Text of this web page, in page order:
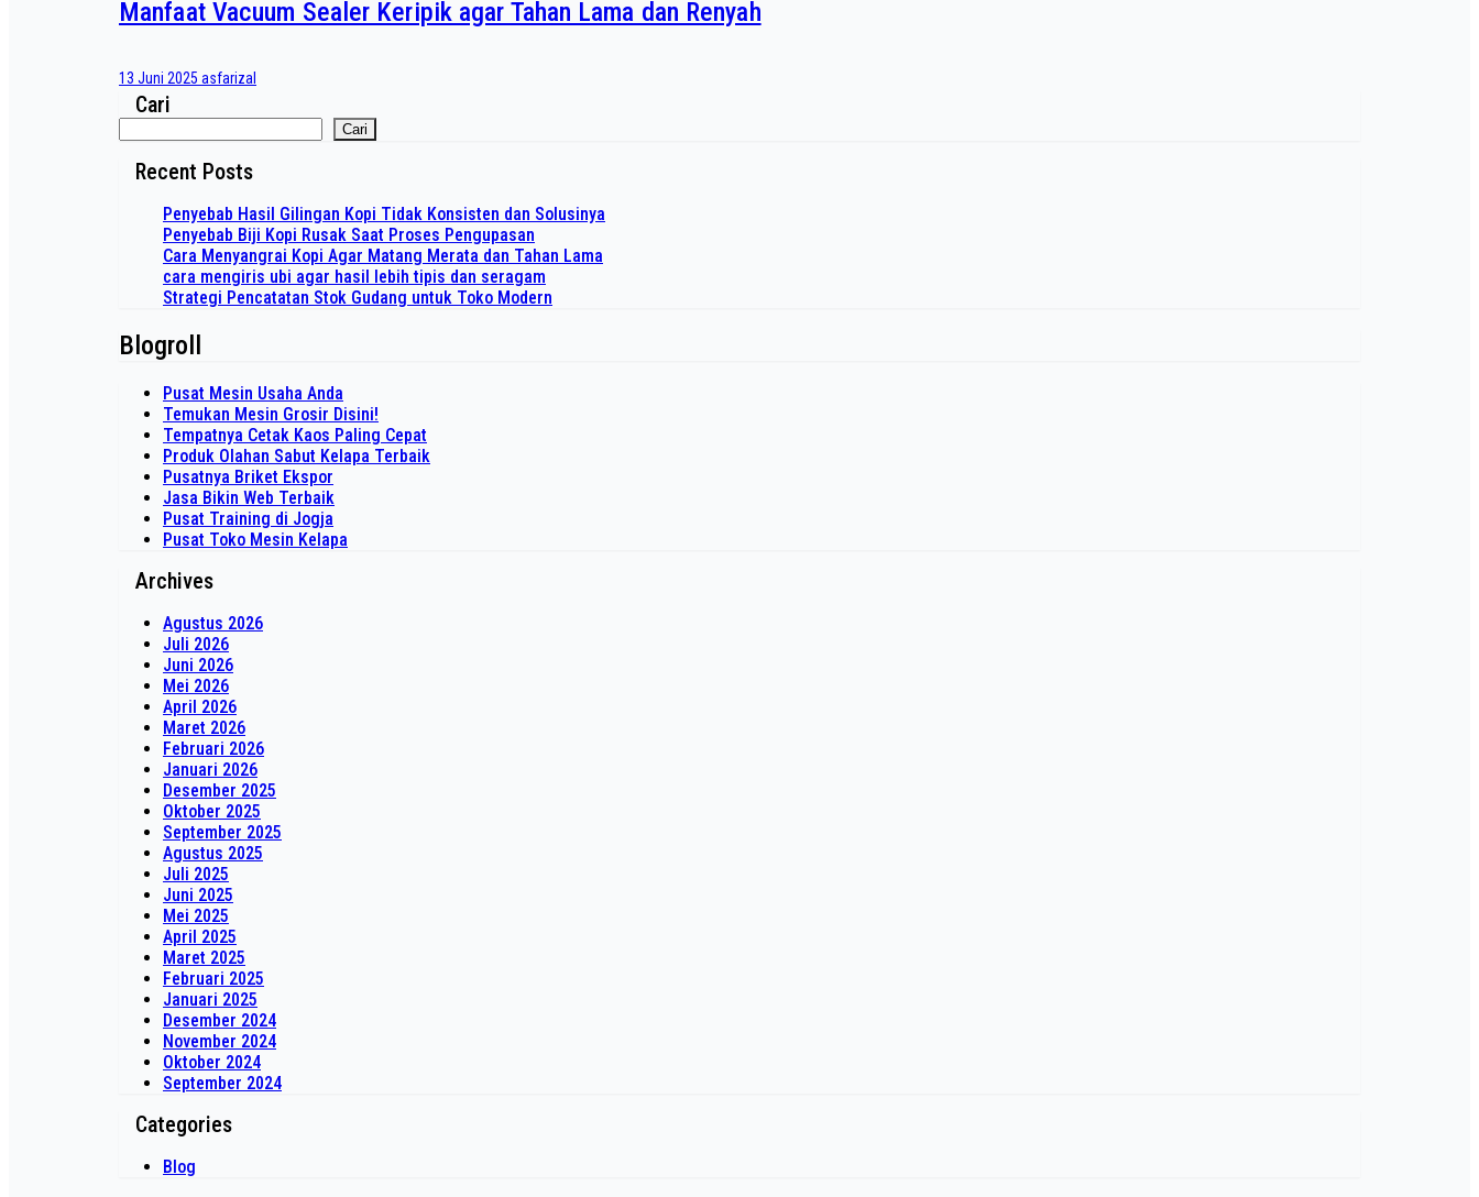
Manfaat Vacuum Sealer Keripik agar Tahan Lama dan Renyah
13 Juni 2025 asfarizal
Cari
Cari
Recent Posts
Penyebab Hasil Gilingan Kopi Tidak Konsisten dan Solusinya
Penyebab Biji Kopi Rusak Saat Proses Pengupasan
Cara Menyangrai Kopi Agar Matang Merata dan Tahan Lama
cara mengiris ubi agar hasil lebih tipis dan seragam
Strategi Pencatatan Stok Gudang untuk Toko Modern
Blogroll
Pusat Mesin Usaha Anda
Temukan Mesin Grosir Disini!
Tempatnya Cetak Kaos Paling Cepat
Produk Olahan Sabut Kelapa Terbaik
Pusatnya Briket Ekspor
Jasa Bikin Web Terbaik
Pusat Training di Jogja
Pusat Toko Mesin Kelapa
Archives
Agustus 2026
Juli 2026
Juni 2026
Mei 2026
April 2026
Maret 2026
Februari 2026
Januari 2026
Desember 2025
Oktober 2025
September 2025
Agustus 2025
Juli 2025
Juni 2025
Mei 2025
April 2025
Maret 2025
Februari 2025
Januari 2025
Desember 2024
November 2024
Oktober 2024
September 2024
Categories
Blog